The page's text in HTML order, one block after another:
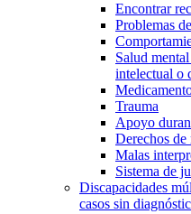
Encontrar
Problemas
Salud
intelectual o
Trauma
Apoyo
Derechos
Malas
Sistema de
Discapacidades
casos sin